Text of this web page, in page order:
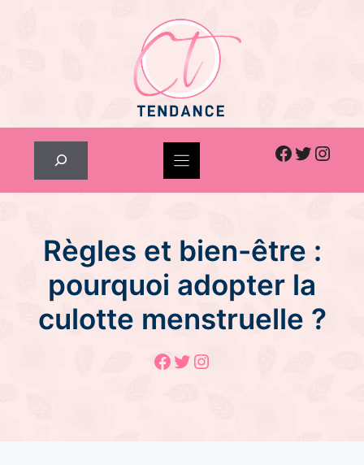
Facebook
Twitter
Règles et bien-être :
pourquoi adopter la
culotte menstruelle ?
Facebook
Twitter
Instagram